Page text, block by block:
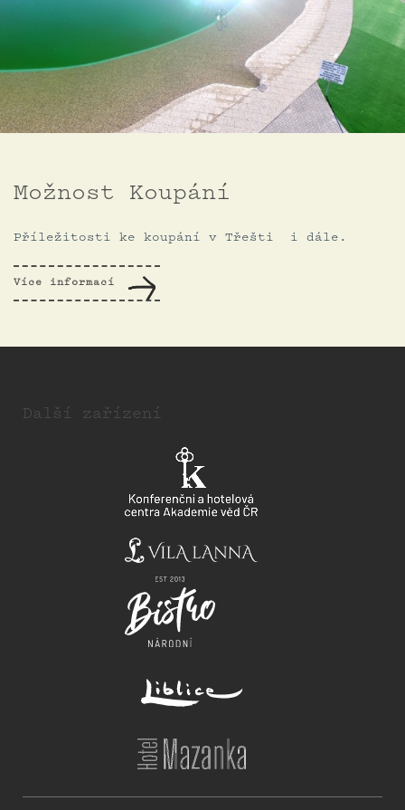
Možnost Koupání
Příležitosti ke koupání v Třešti i dále.
Více informací
Další zařízení